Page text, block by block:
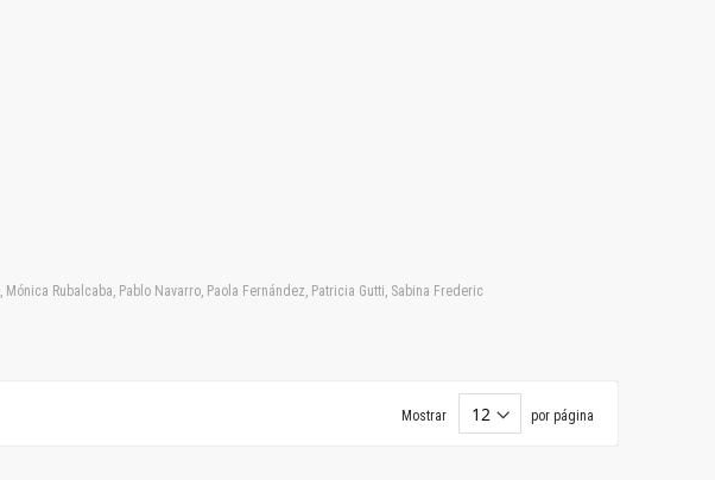
Rubalcaba, Pablo Navarro, Paola Fernández, Patricia Gutti, Sabina Frederic
Mostrar por página